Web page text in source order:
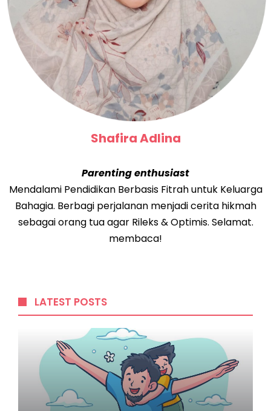
Shafira Adlina
Parenting enthusiast
Mendalami Pendidikan Berbasis Fitrah untuk Keluarga
Bahagia. Berbagi perjalanan menjadi cerita hikmah
sebagai orang tua agar Rileks & Optimis. Selamat.
membaca!
LATEST POSTS